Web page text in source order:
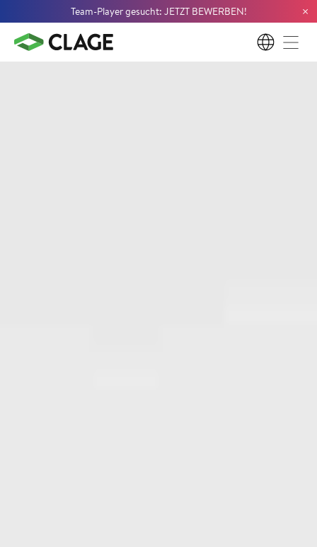
Team-Player gesucht: JETZT BEWERBEN! ×
DE